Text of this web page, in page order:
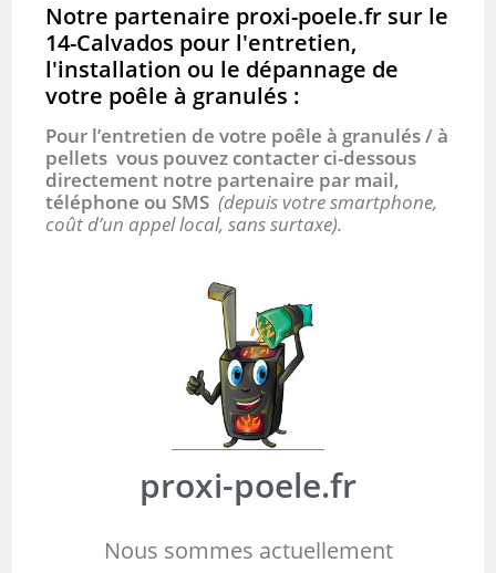
Notre partenaire proxi-poele.fr sur le
14-Calvados pour l'entretien,
l'installation ou le dépannage de
votre poêle à granulés :
Pour l’entretien de votre poêle à granulés / à
pellets vous pouvez contacter ci-dessous
directement notre partenaire par mail,
téléphone ou SMS(depuis votre smartphone,
coût d’un appel local, sans surtaxe).
proxi-poele.fr
Nous sommes actuellement